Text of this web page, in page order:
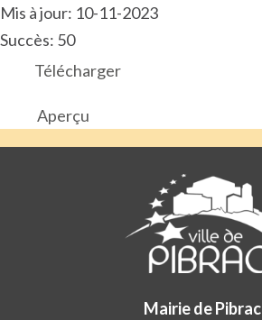
Mis à jour: 10-11-2023
Succès: 50
Télécharger
Aperçu
Mairie de Pibrac